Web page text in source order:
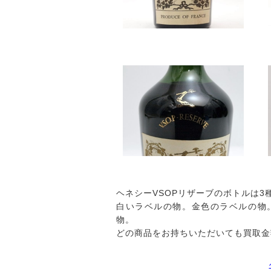
ヘネシーVSOPリザーブのボトルは3
白いラベルの物。金色のラベルの
物。
どの商品をお持ちいただいても買取